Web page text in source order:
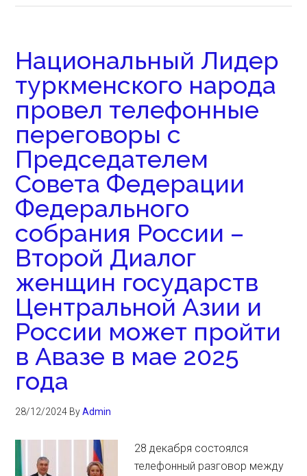
Национальный Лидер
туркменского народа
провел телефонные
переговоры с
Председателем
Совета Федерации
Федерального
собрания России –
Второй Диалог
женщин государств
Центральной Азии и
России может пройти
в Авазе в мае 2025
года
28/12/2024 ByAdmin
28 декабря состоялся
телефонный разговор между